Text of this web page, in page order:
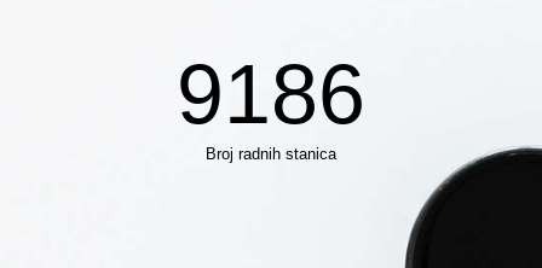
9186
Broj radnih stanica